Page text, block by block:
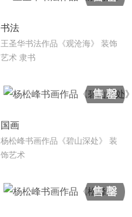
书法
王圣华书法作品《观沧海》 装饰
艺术 隶书
国画
杨松峰书画作品《碧山深处》 装
饰艺术